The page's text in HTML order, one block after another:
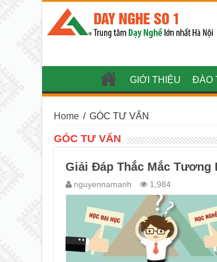
GIỚI THIỆU ĐÀO
Home / GÓC TƯ VẤN
GÓC TƯ VẤN
Giải Đáp Thắc Mắc Tương
nguyennamanh 1,984